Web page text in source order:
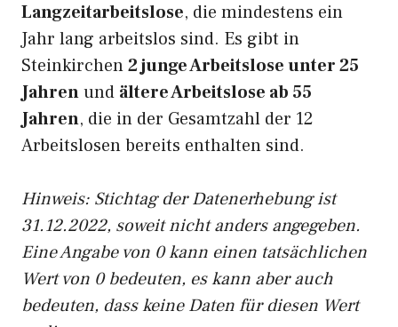
Langzeitarbeitslose, die mindestens ein
Jahr lang arbeitslos sind. Es gibt in
Steinkirchen2 junge Arbeitslose unter 25
Jahrenund ältere Arbeitslose ab 55
Jahren, die in der Gesamtzahl der 12
Arbeitslosen bereits enthalten sind.
Hinweis: Stichtag der Datenerhebung ist
31.12.2022, soweit nicht anders angegeben.
Eine Angabe von 0 kann einen tatsächlichen
Wert von 0 bedeuten, es kann aber auch
bedeuten, dass keine Daten für diesen Wert